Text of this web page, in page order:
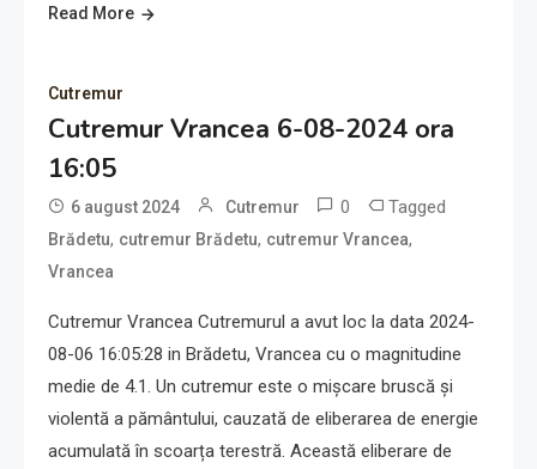
Read More
Cutremur
Cutremur Vrancea 6-08-2024 ora
16:05
6 august 2024 Cutremur 0 Tagged
Brădetu, cutremur Brădetu, cutremur Vrancea,
Vrancea
Cutremur Vrancea Cutremurul a avut loc la data 2024-
08-06 16:05:28 in Brădetu, Vrancea cu o magnitudine
medie de 4.1. Un cutremur este o mișcare bruscă și
violentă a pământului, cauzată de eliberarea de energie
acumulată în scoarța terestră. Această eliberare de